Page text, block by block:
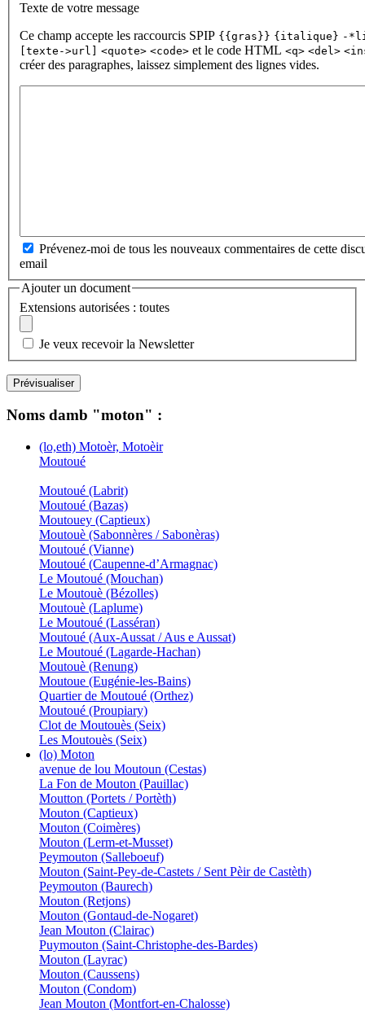
Texte de votre message
Ce champ accepte les raccourcis SPIP {{gras}} {italique} -
[texte->url]
<quote> <code> et le code HTML <q> <del>
créer des paragraphes, laissez simplement des lignes vides.
Prévenez-moi de tous les nouveaux commentaires de cette
email
Ajouter un document
Extensions autorisées : toutes
Je veux recevoir la Newsletter
Noms damb "moton" :
(lo,eth) Motoèr, Motoèir
Moutoué
Moutoué (Labrit)
Moutoué (Bazas)
Moutouey (Captieux)
Moutouè (Sabonnères / Sabonèras)
Moutoué (Vianne)
Moutoué (Caupenne-d’Armagnac)
Le Moutoué (Mouchan)
Le Moutouè (Bézolles)
Moutouè (Laplume)
Le Moutoué (Lasséran)
Moutoué (Aux-Aussat / Aus e Aussat)
Le Moutoué (Lagarde-Hachan)
Moutouè (Renung)
Moutoue (Eugénie-les-Bains)
Quartier de Moutoué (Orthez)
Moutoué (Proupiary)
Clot de Moutouès (Seix)
Les Moutouès (Seix)
(lo) Moton
avenue de lou Moutoun (Cestas)
La Fon de Mouton (Pauillac)
Moutton (Portets / Portèth)
Mouton (Captieux)
Mouton (Coimères)
Mouton (Lerm-et-Musset)
Peymouton (Salleboeuf)
Mouton (Saint-Pey-de-Castets / Sent Pèir de Castèth)
Peymouton (Baurech)
Mouton (Retjons)
Mouton (Gontaud-de-Nogaret)
Jean Mouton (Clairac)
Puymouton (Saint-Christophe-des-Bardes)
Mouton (Layrac)
Mouton (Caussens)
Mouton (Condom)
Jean Mouton (Montfort-en-Chalosse)